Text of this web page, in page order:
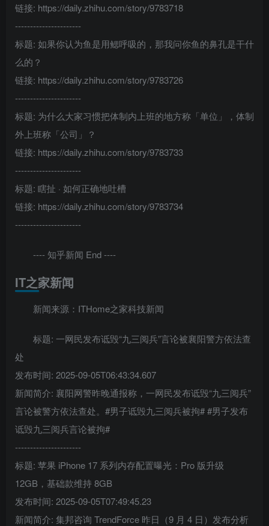
链接: https://daily.zhihu.com/story/9783718
----------------------
标题: 如果你认为鱼是用鳃呼吸的，那我问你鱼的鼻孔是干什
么的？
链接: https://daily.zhihu.com/story/9783726
----------------------
标题: 为什么大家习惯把体制内上班的地方称「单位」，体制
外上班称「公司」？
链接: https://daily.zhihu.com/story/9783733
----------------------
标题: 瞎扯 · 如何正确地吐槽
链接: https://daily.zhihu.com/story/9783734
----------------------
---- 知乎新闻 End ----
IT之家新闻
新闻来源：ITHome之家科技新闻
标题: 一网民发布诋毁“九三阅兵”言论被襄阳警方依法查
处
发布时间: 2025-09-05T06:43:34.607
新闻简介: 襄阳网警昨晚通报称，一网民发布诋毁“九三阅兵”
言论被警方依法查处。#男子诋毁九三阅兵被拘# #男子发布
诋毁九三阅兵言论被拘#
----------------------
标题: 苹果 iPhone 17 系列内存配置曝光：Pro 版升级
12GB，基础款维持 8GB
发布时间: 2025-09-05T07:49:45.23
新闻简介: 集邦咨询 TrendForce 昨日（9 月 4 日）发布分析